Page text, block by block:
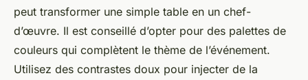
peut transformer une simple table en un chef-
d’œuvre. Il est conseillé d’opter pour des palettes de
couleurs qui complètent le thème de l’événement.
Utilisez des contrastes doux pour injecter de la